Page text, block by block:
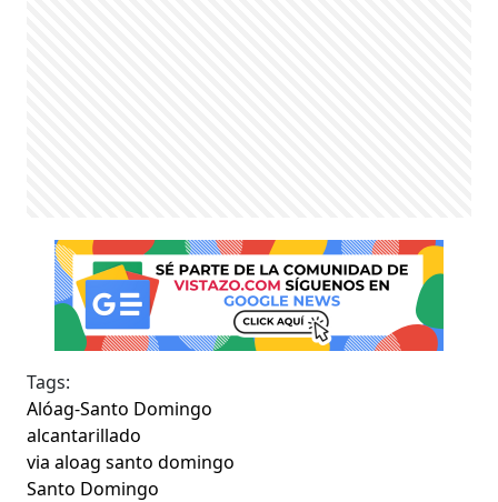
Tags:
Alóag-Santo Domingo
alcantarillado
via aloag santo domingo
Santo Domingo